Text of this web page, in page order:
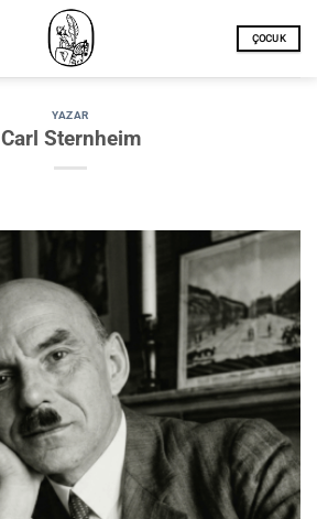
ÇOCUK
YAZAR
Carl Sternheim